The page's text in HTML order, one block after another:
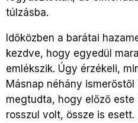
túlzásba.
Időközben a barátai
kezdve, hogy egyedül
emlékszik. Úgy érzékeli,
Másnap néhány
megtudta, hogy előző
rosszul volt, össze is